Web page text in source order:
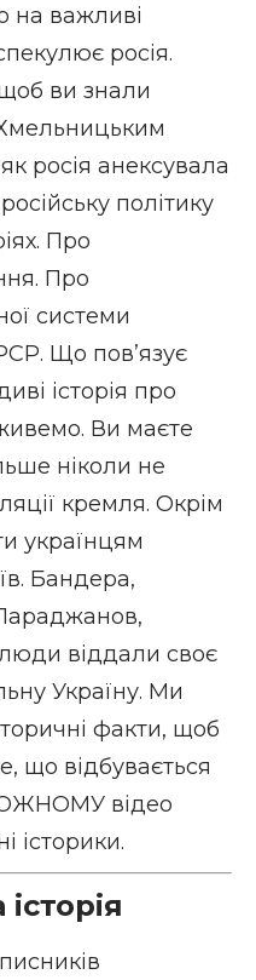
на важливі
росія.
ви знали
росія анексувала
політику
Про
Про
системи
Що пов’язує
історія про
Ви маєте
ніколи не
кремля. Окрім
українцям
Бандера,
віддали своє
Україну. Ми
факти, щоб
що відбувається
відео
історики.